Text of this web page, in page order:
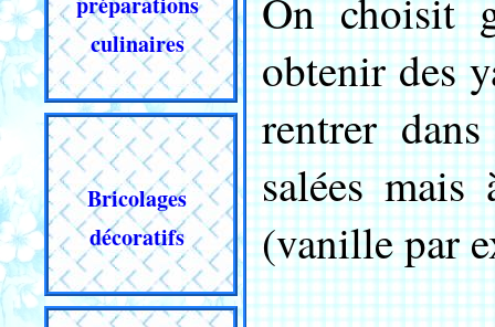
culinaires
Bricolages
décoratifs
On choisit
obtenir des
rentrer
salées
(vanille par